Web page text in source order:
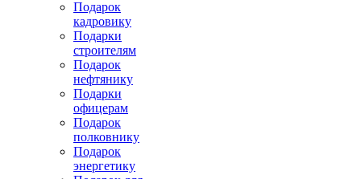
Подарок
кадровику
Подарки
строителям
Подарок
нефтянику
Подарки
офицерам
Подарок
полковнику
Подарок
энергетику